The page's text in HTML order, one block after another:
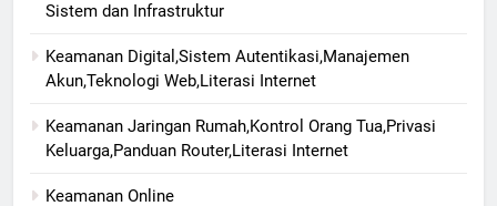
Sistem dan Infrastruktur
Keamanan Digital,Sistem Autentikasi,Manajemen
Akun,Teknologi Web,Literasi Internet
Keamanan Jaringan Rumah,Kontrol Orang Tua,Privasi
Keluarga,Panduan Router,Literasi Internet
Keamanan Online